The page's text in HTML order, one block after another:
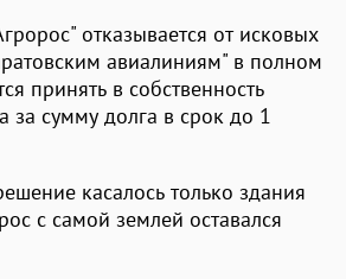
отказывается от исковых
авиалиниям" в полном
принять в собственность
за сумму долга в срок до 1
касалось только здания
с самой землей оставался